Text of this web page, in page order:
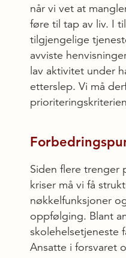
når vi vet at
føre til tap av liv. I
tilgjengelige
avviste
lav aktivitet under
etterslep. Vi må
Siden flere trenger
kriser må vi få
nøkkelfunksjoner
oppfølging. Blant
skolehelsetjeneste
Ansatte i forsvaret